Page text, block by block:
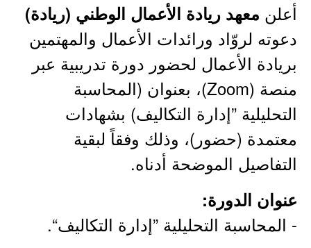
أعلن معهد ريادة الأعمال الوطني (ريادة)
دعوته لروّاد ورائدات الأعمال والمهتمين
بريادة الأعمال لحضور دورة تدريبية عبر
منصة (Zoom)، بعنوان (المحاسبة
التحليلية ”إدارة التكاليف) بشهادات
معتمدة (حضور)، وذلك وفقاً لبقية
التفاصيل الموضحة أدناه.
عنوان الدورة:
- المحاسبة التحليلية ”إدارة التكاليف“.